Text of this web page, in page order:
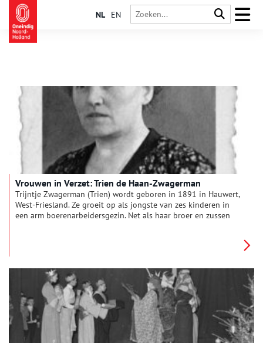
NL EN
Vrouwen in Verzet: Trien de Haan-Zwagerman
Trijntje Zwagerman (Trien) wordt geboren in 1891 in Hauwert,
West-Friesland. Ze groeit op als jongste van zes kinderen in
een arm boerenarbeidersgezin. Net als haar broer en zussen
socialistische verloofde Bart. Eenmaal getrouwd worden Trien
en Bart lid van de Revolutionair Socialistische Partij (RSP), een
door Henk Sneevliet opgerichte afsplitsing van de
Communistische Partij Nederland (CPN). Door de internationale
strijd tussen deze groepen kunnen de socialisten en de
communisten elkaar niet luchten of zien.